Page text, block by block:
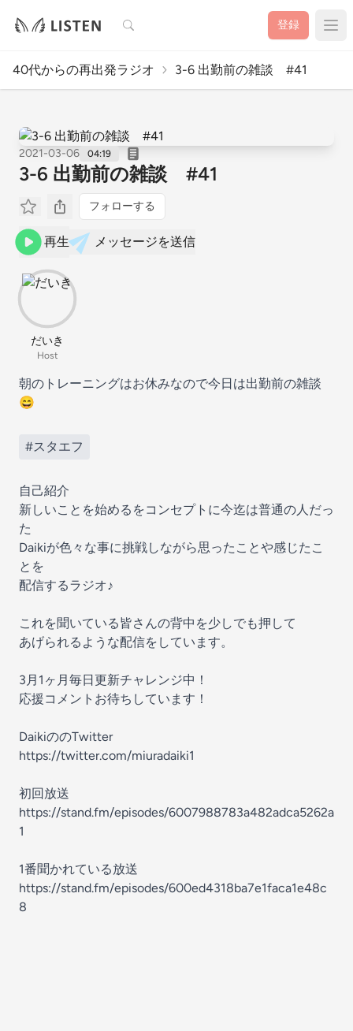
検索 登録
40代からの再出発ラジオ 3-6 出勤前の雑談 #41
2021-03-06 04:19
3-6 出勤前の雑談 #41
フォローする
再生 メッセージを送信
だいき
Host
朝のトレーニングはお休みなので今日は出勤前の雑談
😄
#スタエフ
自己紹介
新しいことを始めるをコンセプトに今迄は普通の人だっ
た
Daikiが色々な事に挑戦しながら思ったことや感じたこ
とを
配信するラジオ♪
これを聞いている皆さんの背中を少しでも押して
あげられるような配信をしています。
3月1ヶ月毎日更新チャレンジ中！
応援コメントお待ちしています！
DaikiののTwitter
https://twitter.com/miuradaiki1
初回放送
https://stand.fm/episodes/6007988783a482adca5262a
1
1番聞かれている放送
https://stand.fm/episodes/600ed4318ba7e1faca1e48c
8